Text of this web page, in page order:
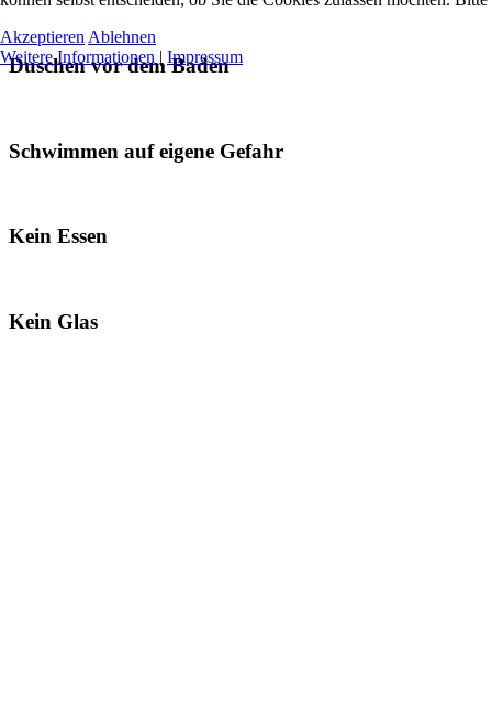
Duschen vor dem Baden
Schwimmen auf eigene Gefahr
Kein Essen
Kein Glas
Akzeptieren Ablehnen
Weitere Informationen | Impressum